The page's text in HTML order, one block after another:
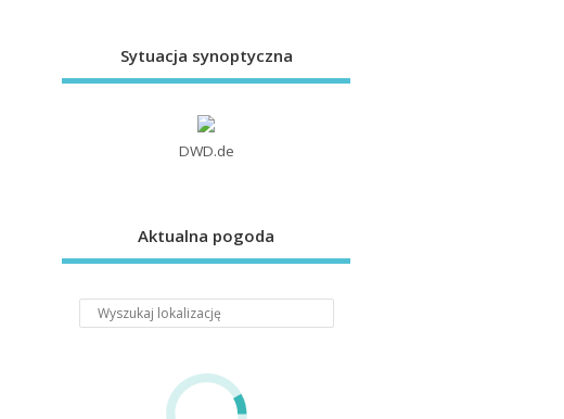
Sytuacja synoptyczna
DWD.de
Aktualna pogoda